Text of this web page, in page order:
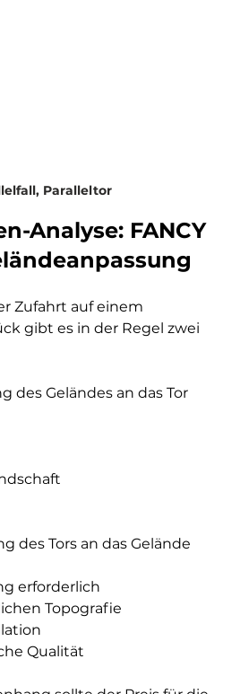
Paralleltor
Analyse: FANCY
Zufahrt auf einem
gibt es in der Regel zwei
des Geländes an das Tor
des Tors an das Gelände
erforderlich
Topografie
Qualität